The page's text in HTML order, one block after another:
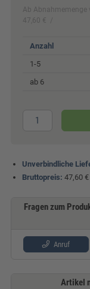
Ab Abnahmemenge
47,60 €
Anzahl
1-5
ab 6
Unverbindliche
Bruttopreis: 47,60 €
Fragen zum
Anruf
Artikel